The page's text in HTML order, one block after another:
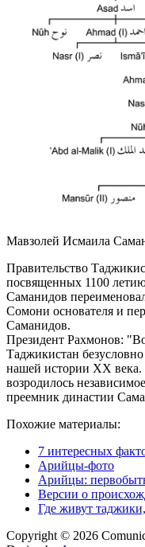
Мавзолей Исмаила
Правительство
посвященных 1100
Саманидов
Сомони основателя и
Саманидов.
Президент Рахмонов:
Таджикистан
нашей истории XX века.
возродилось
преемник династии
Похожие материалы:
7 интересных
Арийцы-фото
Арийцы:
Версии о
Где живут
Copyright © 2026